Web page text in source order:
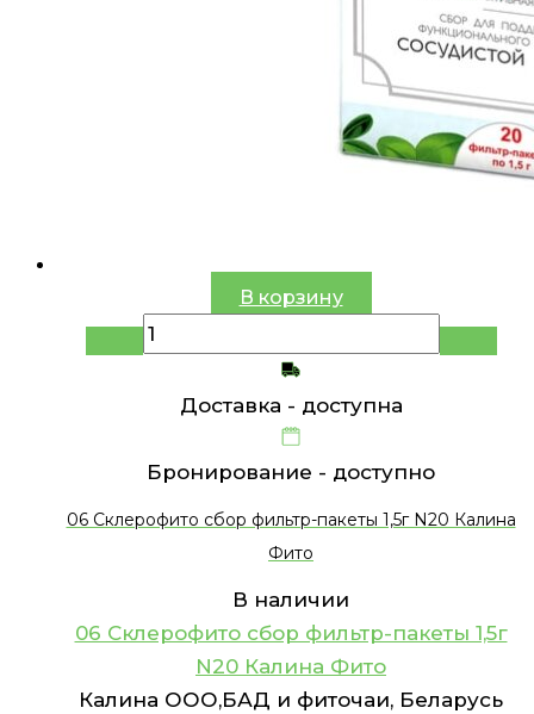
В корзину
Доставка - доступна
Бронирование - доступно
06 Склерофито сбор фильтр-пакеты 1,5г N20 Калина
Фито
В наличии
06 Склерофито сбор фильтр-пакеты 1,5г
N20 Калина Фито
Калина ООО,БАД и фиточаи, Беларусь